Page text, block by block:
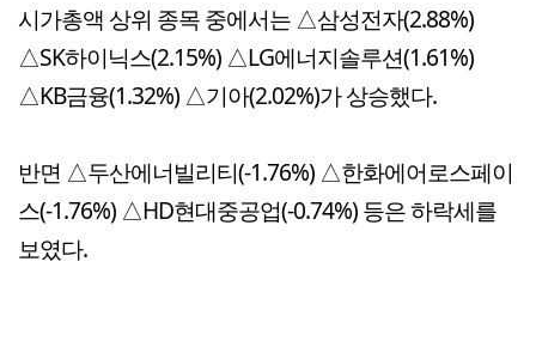
시가총액 상위 종목 중에서는 △삼성전자(2.88%)
△SK하이닉스(2.15%) △LG에너지솔루션(1.61%)
△KB금융(1.32%) △기아(2.02%)가 상승했다.
반면 △두산에너빌리티(-1.76%) △한화에어로스페이
스(-1.76%) △HD현대중공업(-0.74%) 등은 하락세를
보였다.